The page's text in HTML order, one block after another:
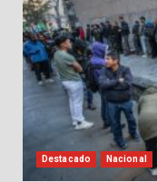
Destacado Nacional